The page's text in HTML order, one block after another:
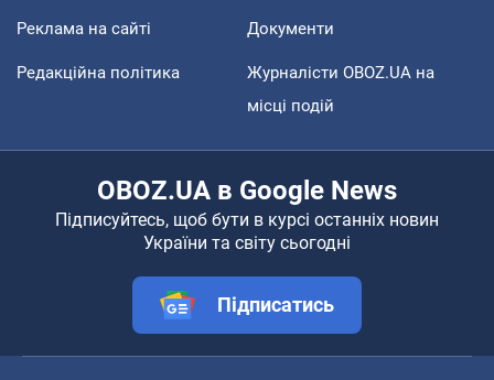
Реклама на сайті Документи
Редакційна політика
Журналісти OBOZ.UA на
місці подій
OBOZ.UA в Google News
Підписуйтесь, щоб бути в курсі останніх новин
України та світу сьогодні
Підписатись